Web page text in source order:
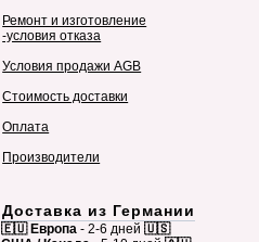
Ремонт и изготовление
-условия отказа
Условия продажи AGB
Стоимость доставки
Оплата
Производители
Доставка из Германии
🇪🇺 Европа - 2-6 дней 🇺🇸